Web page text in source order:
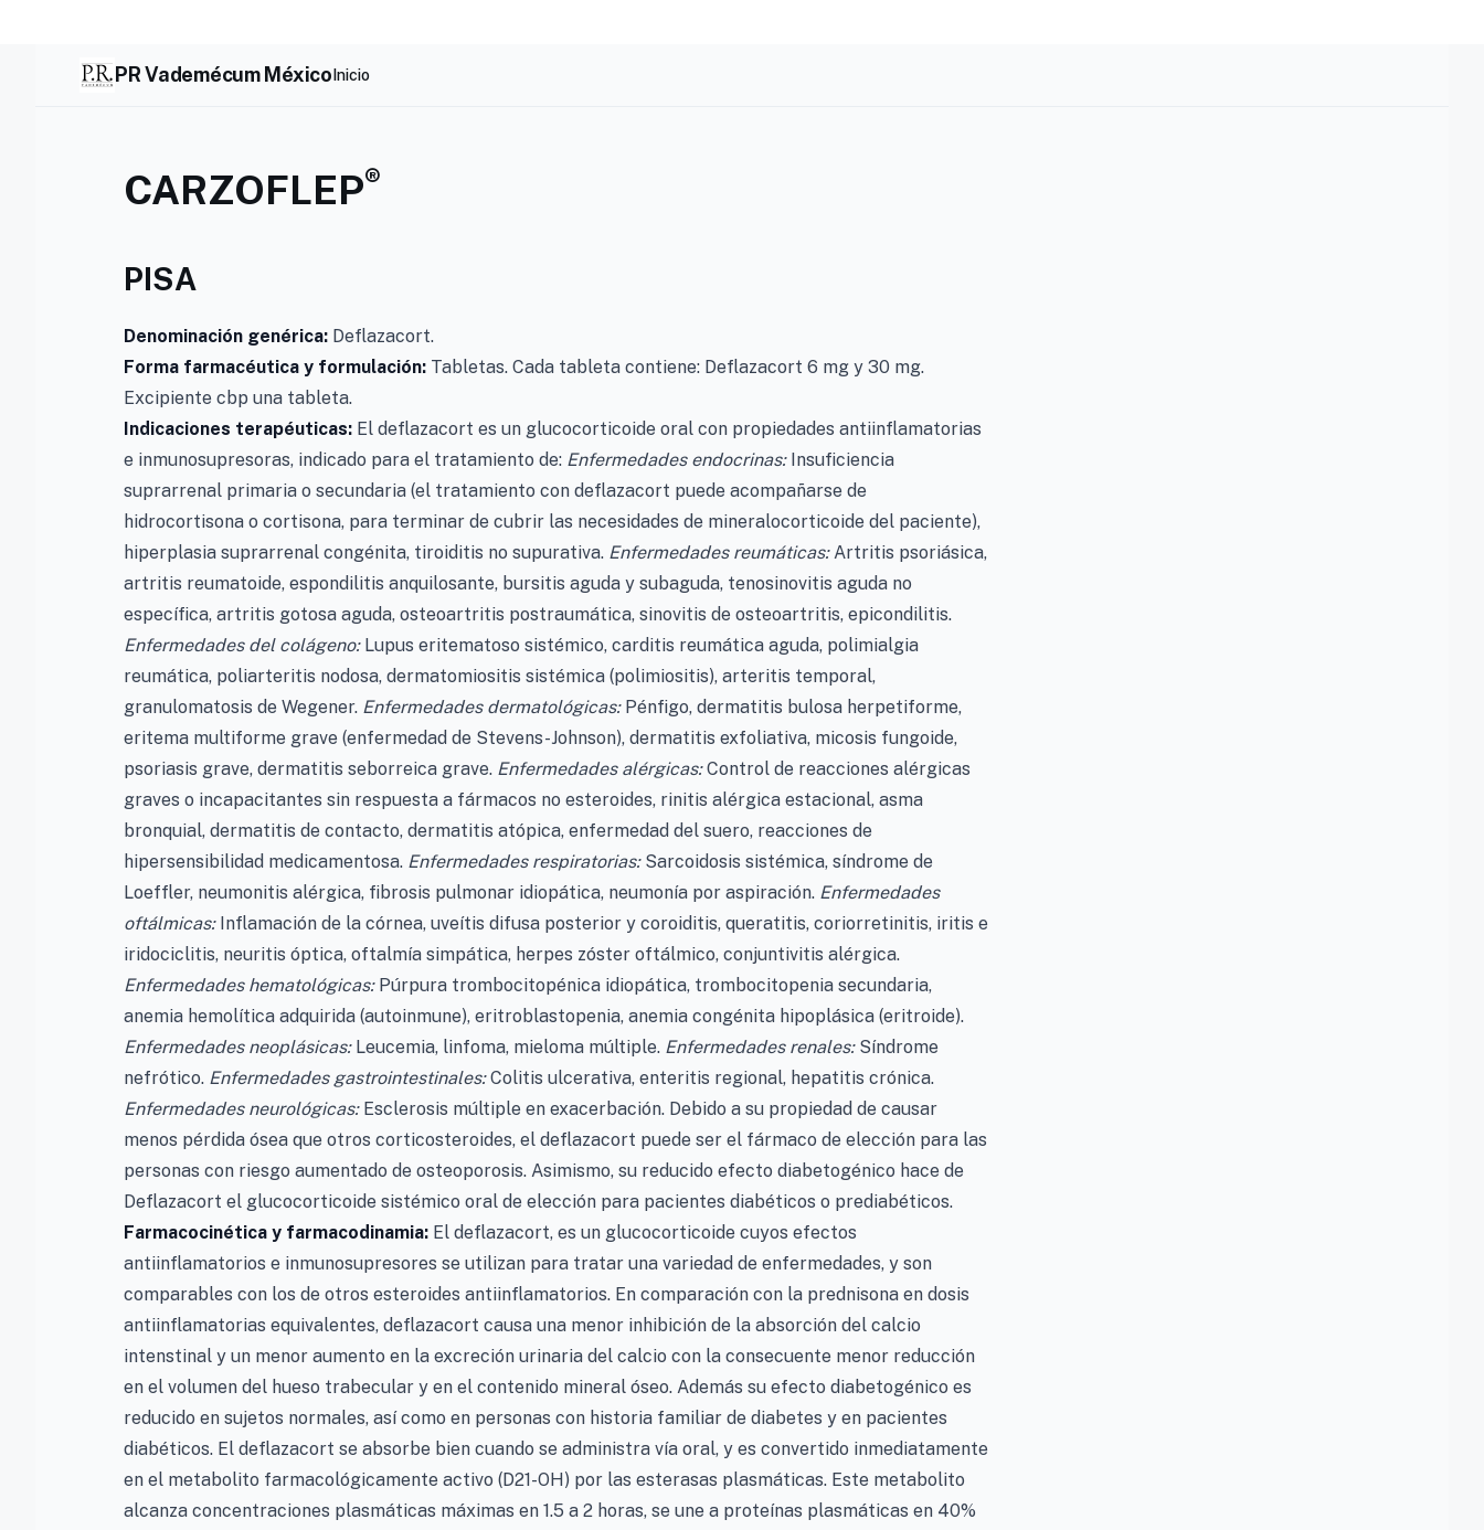
PR Vademécum MéxicoInicio
CARZOFLEP®
PISA
Denominación genérica: Deflazacort.
Forma farmacéutica y formulación: Tabletas. Cada tableta contiene: Deflazacort 6 mg y 30 mg.
Excipiente cbp una tableta.
Indicaciones terapéuticas: El deflazacort es un glucocorticoide oral con propiedades antiinflamatorias
e inmunosupresoras, indicado para el tratamiento de: Enfermedades endocrinas:Insuficiencia
suprarrenal primaria o secundaria (el tratamiento con deflazacort puede acompañarse de
hidrocortisona o cortisona, para terminar de cubrir las necesidades de mineralocorticoide del paciente),
hiperplasia suprarrenal congénita, tiroiditis no supurativa. Enfermedades reumáticas:Artritis psoriásica,
artritis reumatoide, espondilitis anquilosante, bursitis aguda y subaguda, tenosinovitis aguda no
específica, artritis gotosa aguda, osteoartritis postraumática, sinovitis de osteoartritis, epicondilitis.
Enfermedades del colágeno:Lupus eritematoso sistémico, carditis reumática aguda, polimialgia
reumática, poliarteritis nodosa, dermatomiositis sistémica (polimiositis), arteritis temporal,
granulomatosis de Wegener. Enfermedades dermatológicas:Pénfigo, dermatitis bulosa herpetiforme,
eritema multiforme grave (enfermedad de Stevens-Johnson), dermatitis exfoliativa, micosis fungoide,
psoriasis grave, dermatitis seborreica grave. Enfermedades alérgicas:Control de reacciones alérgicas
graves o incapacitantes sin respuesta a fármacos no esteroides, rinitis alérgica estacional, asma
bronquial, dermatitis de contacto, dermatitis atópica, enfermedad del suero, reacciones de
hipersensibilidad medicamentosa. Enfermedades respiratorias:Sarcoidosis sistémica, síndrome de
Loeffler, neumonitis alérgica, fibrosis pulmonar idiopática, neumonía por aspiración. Enfermedades
oftálmicas:Inflamación de la córnea, uveítis difusa posterior y coroiditis, queratitis, coriorretinitis, iritis e
iridociclitis, neuritis óptica, oftalmía simpática, herpes zóster oftálmico, conjuntivitis alérgica.
Enfermedades hematológicas:Púrpura trombocitopénica idiopática, trombocitopenia secundaria,
anemia hemolítica adquirida (autoinmune), eritroblastopenia, anemia congénita hipoplásica (eritroide).
Enfermedades neoplásicas:Leucemia, linfoma, mieloma múltiple. Enfermedades renales:Síndrome
nefrótico. Enfermedades gastrointestinales:Colitis ulcerativa, enteritis regional, hepatitis crónica.
Enfermedades neurológicas:Esclerosis múltiple en exacerbación. Debido a su propiedad de causar
menos pérdida ósea que otros corticosteroides, el deflazacort puede ser el fármaco de elección para las
personas con riesgo aumentado de osteoporosis. Asimismo, su reducido efecto diabetogénico hace de
Deflazacort el glucocorticoide sistémico oral de elección para pacientes diabéticos o prediabéticos.
Farmacocinética y farmacodinamia: El deflazacort, es un glucocorticoide cuyos efectos
antiinflamatorios e inmunosupresores se utilizan para tratar una variedad de enfermedades, y son
comparables con los de otros esteroides antiinflamatorios. En comparación con la prednisona en dosis
antiinflamatorias equivalentes, deflazacort causa una menor inhibición de la absorción del calcio
intenstinal y un menor aumento en la excreción urinaria del calcio con la consecuente menor reducción
en el volumen del hueso trabecular y en el contenido mineral óseo. Además su efecto diabetogénico es
reducido en sujetos normales, así como en personas con historia familiar de diabetes y en pacientes
diabéticos. El deflazacort se absorbe bien cuando se administra vía oral, y es convertido inmediatamente
en el metabolito farmacológicamente activo (D21-OH) por las esterasas plasmáticas. Este metabolito
alcanza concentraciones plasmáticas máximas en 1.5 a 2 horas, se une a proteínas plasmáticas en 40%